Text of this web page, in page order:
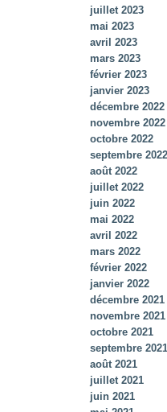
juillet 2023
mai 2023
avril 2023
mars 2023
février 2023
janvier 2023
décembre 2022
novembre 2022
octobre 2022
septembre 2022
août 2022
juillet 2022
juin 2022
mai 2022
avril 2022
mars 2022
février 2022
janvier 2022
décembre 2021
novembre 2021
octobre 2021
septembre 2021
août 2021
juillet 2021
juin 2021